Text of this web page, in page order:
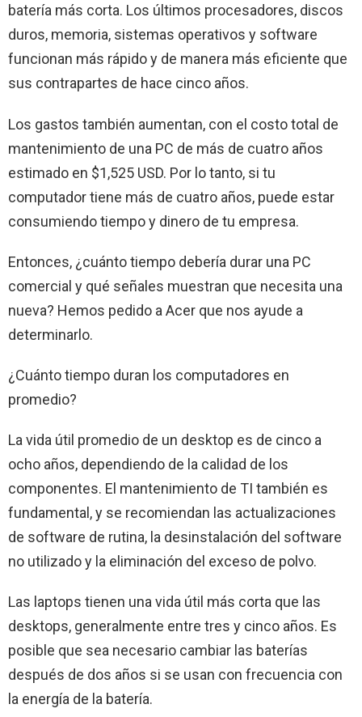
batería más corta. Los últimos procesadores, discos
duros, memoria, sistemas operativos y software
funcionan más rápido y de manera más eficiente que
sus contrapartes de hace cinco años.
Los gastos también aumentan, con el costo total de
mantenimiento de una PC de más de cuatro años
estimado en $1,525 USD. Por lo tanto, si tu
computador tiene más de cuatro años, puede estar
consumiendo tiempo y dinero de tu empresa.
Entonces, ¿cuánto tiempo debería durar una PC
comercial y qué señales muestran que necesita una
nueva? Hemos pedido a Acer que nos ayude a
determinarlo.
¿Cuánto tiempo duran los computadores en
promedio?
La vida útil promedio de un desktop es de cinco a
ocho años, dependiendo de la calidad de los
componentes. El mantenimiento de TI también es
fundamental, y se recomiendan las actualizaciones
de software de rutina, la desinstalación del software
no utilizado y la eliminación del exceso de polvo.
Las laptops tienen una vida útil más corta que las
desktops, generalmente entre tres y cinco años. Es
posible que sea necesario cambiar las baterías
después de dos años si se usan con frecuencia con
la energía de la batería.